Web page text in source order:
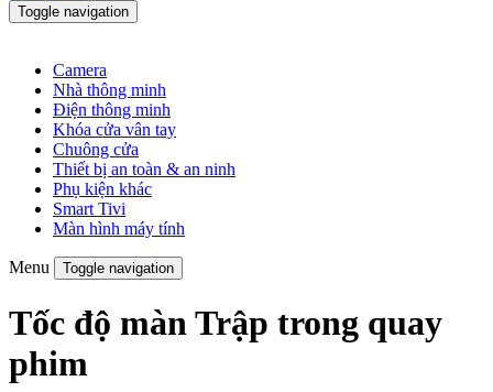
Toggle navigation
Camera
Nhà thông minh
Điện thông minh
Khóa cửa vân tay
Chuông cửa
Thiết bị an toàn & an ninh
Phụ kiện khác
Smart Tivi
Màn hình máy tính
Menu Toggle navigation
Tốc độ màn Trập trong quay
phim